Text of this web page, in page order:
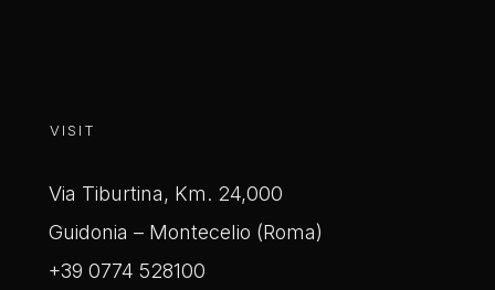
VISIT
Via Tiburtina, Km. 24,000
Guidonia – Montecelio (Roma)
+39 0774 528100